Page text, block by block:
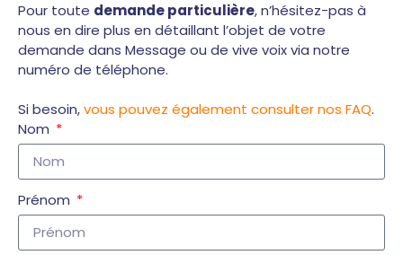
Pour toute demande particulière, n’hésitez-pas à
nous en dire plus en détaillant l’objet de votre
demande dans Message ou de vive voix via notre
numéro de téléphone.
Si besoin,vous pouvez également consulter nos FAQ.
Nom
Prénom